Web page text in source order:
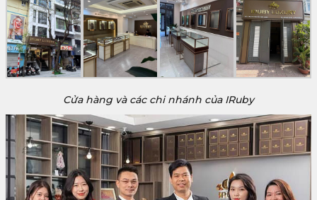
Cửa hàng và các chi nhánh của IRuby